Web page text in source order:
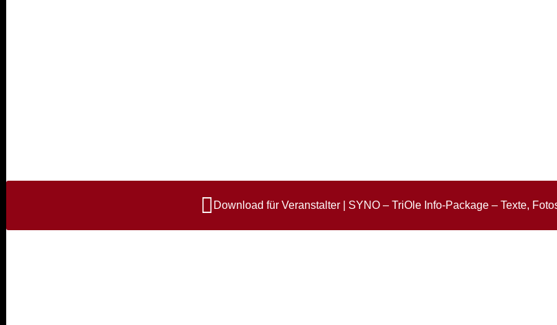
Download für Veranstalter | SYNO – TriOle Info-Package – Texte,